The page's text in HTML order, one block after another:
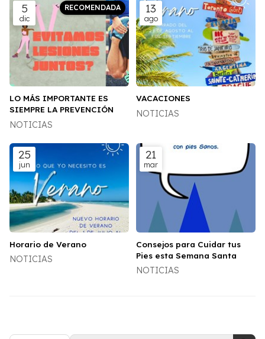
5
dic
LO MÁS IMPORTANTE ES
SIEMPRE LA PREVENCIÓN
NOTICIAS
13
ago
VACACIONES
NOTICIAS
25
jun
Horario de Verano
NOTICIAS
21
mar
Consejos para Cuidar tus
Pies esta Semana Santa
NOTICIAS